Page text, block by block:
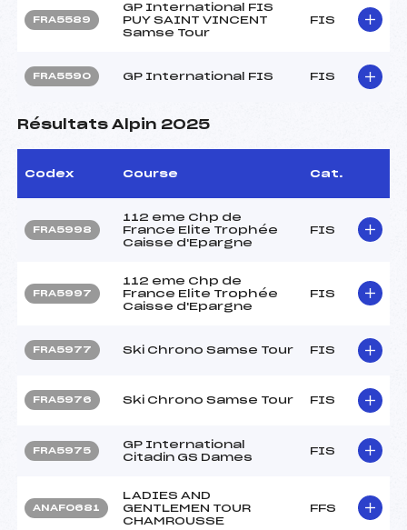
FRA5589
GP International FIS
PUY SAINT VINCENT
Samse Tour
FIS
FRA5590 GP International FIS FIS
Résultats Alpin 2025
Codex Course Cat.
FRA5998
112 eme Chp de
France Elite Trophée
Caisse d'Epargne
FIS
FRA5997
112 eme Chp de
France Elite Trophée
Caisse d'Epargne
FIS
FRA5977 Ski Chrono Samse Tour FIS
FRA5976 Ski Chrono Samse Tour FIS
FRA5975
GP International
Citadin GS Dames
FIS
ANAF0681
LADIES AND
GENTLEMEN TOUR
CHAMROUSSE
FFS